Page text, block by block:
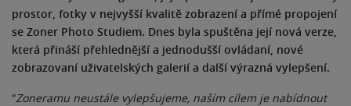
prostor, fotky v nejvyšší kvalitě zobrazení a přímé propojení
se Zoner Photo Studiem. Dnes byla spuštěna její nová verze,
která přináší přehlednější a jednodušší ovládaní, nové
zobrazovaní uživatelských galerií a další výrazná vylepšení.
“Zoneramu neustále vylepšujeme, naším cílem je nabídnout